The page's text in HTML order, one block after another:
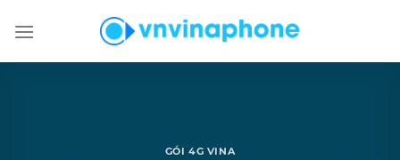
đến
GÓI 4G VINA